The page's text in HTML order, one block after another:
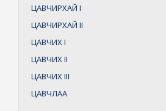
ЦАВЧИРХАЙ I
ЦАВЧИРХАЙ II
ЦАВЧИХI
ЦАВЧИХII
ЦАВЧИХIII
ЦАВЧЛАА